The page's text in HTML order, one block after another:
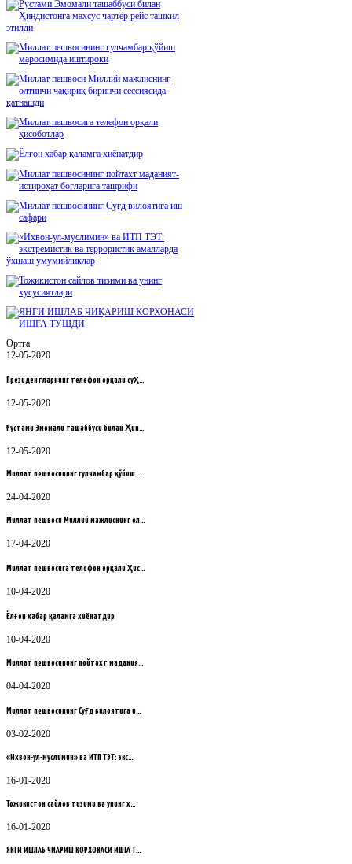
Ортга
12-05-2020
Президентларнинг телефон орқали суҳ…
12-05-2020
Рустами Эмомали ташаббуси билан Ҳин…
12-05-2020
Миллат пешвосининг гулчамбар қўйиш …
24-04-2020
Миллат пешвоси Миллий мажлиснинг ол…
17-04-2020
Миллат пешвосига телефон орқали ҳис…
10-04-2020
Ёлғон хабар қаламга хиёнатдир
10-04-2020
Миллат пешвосининг пойтахт мадания…
04-04-2020
Миллат пешвосининг Суғд вилоятига и…
03-02-2020
«Ихвон-ул-муслимин» ва ИТП ТЭТ: экс…
16-01-2020
Тожикистон сайлов тизими ва унинг х…
16-01-2020
ЯНГИ ИШЛАБ ЧИҚАРИШ КОРХОНАСИ ИШГА Т…